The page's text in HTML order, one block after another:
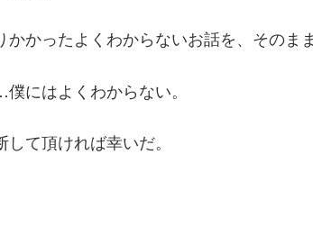
かったよくわからないお話を、そのま
にはよくわからない。
て頂ければ幸いだ。